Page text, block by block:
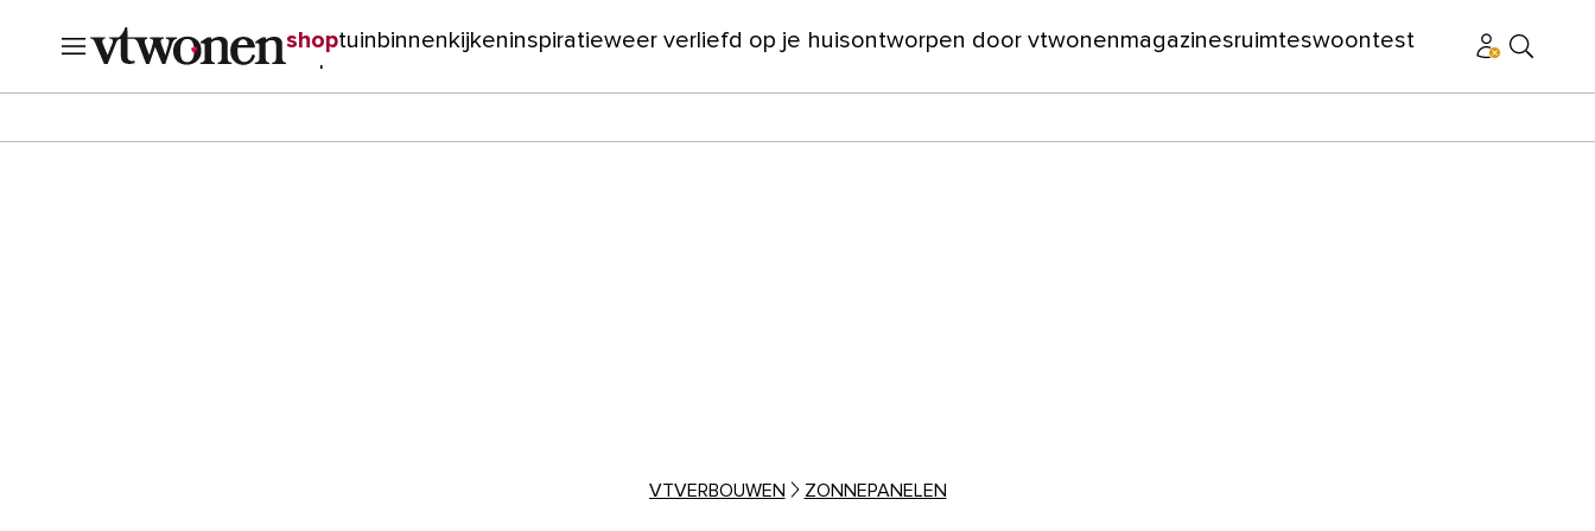
shoptuin binnenkijkeninspiratieweer verliefd op je huisontworpen door vtwonenmagazinesruimteswoontest
verbouwen
VTVERBOUWEN ZONNEPANELEN